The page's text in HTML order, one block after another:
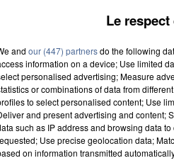
Gilets jaunes seront
occupations de rond-
Le
and our (447) partnersdo the following
information on a device; Use limited
personalised advertising; Measure
or combinations of data from
to select personalised content; Use
and present advertising and content;
such as IP address and browsing data
Use precise geolocation data;
on information transmitted